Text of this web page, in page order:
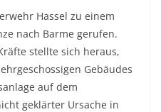
Hassel zu einem
nach Barme gerufen.
stellte sich heraus,
Gebäudes
auf dem
geklärter Ursache in